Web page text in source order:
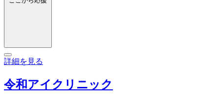
詳細を見る
令和アイクリニック